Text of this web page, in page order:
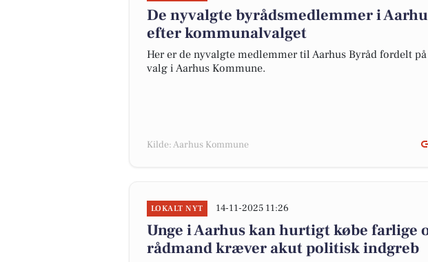
De nyvalgte byrådsmedlemmer i
efter kommunalvalget
Her er de nyvalgte medlemmer til Aarhus Byråd fordelt
valg i Aarhus Kommune.
Kilde: Aarhus Kommune
LOKALT NYT 14-11-2025 11:26
Unge i Aarhus kan hurtigt købe farlige
rådmand kræver akut politisk indgreb